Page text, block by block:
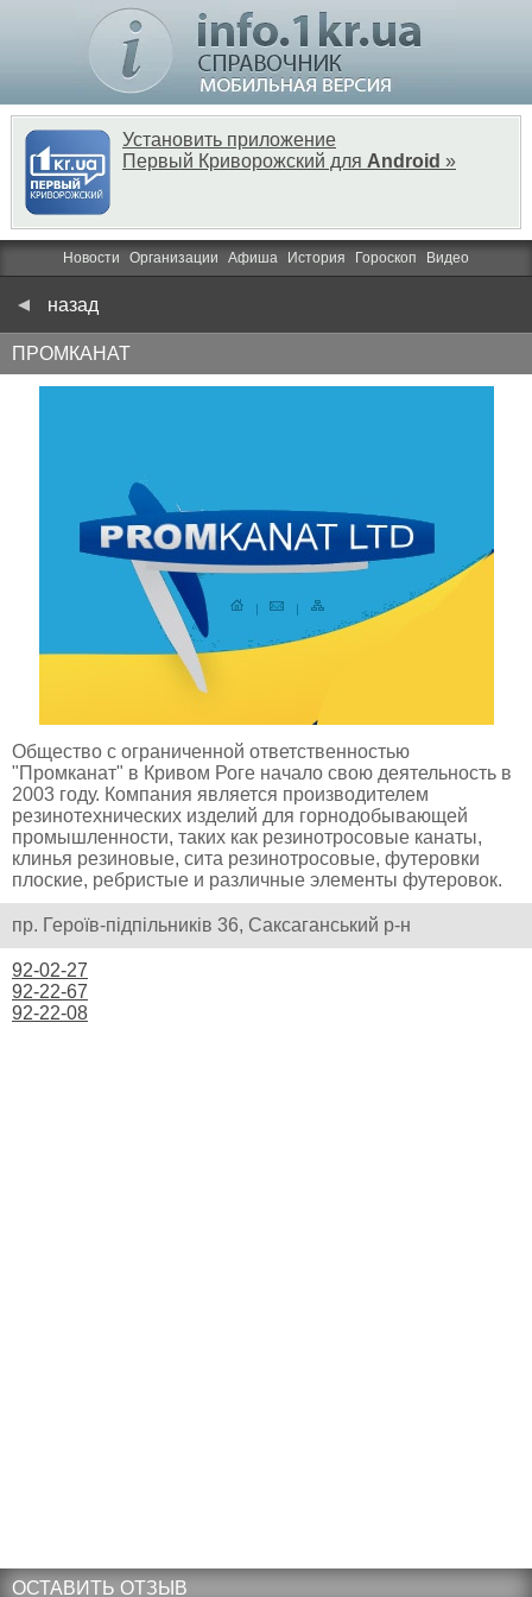
Установить приложение
Первый Криворожский для Android »
Новости Организации Афиша История Гороскоп Видео
назад
ПРОМКАНАТ
Общество с ограниченной ответственностью
"Промканат" в Кривом Роге начало свою деятельность в
2003 году. Компания является производителем
резинотехнических изделий для горнодобывающей
промышленности, таких как резинотросовые канаты,
клинья резиновые, сита резинотросовые, футеровки
плоские, ребристые и различные элементы футеровок.
пр. Героїв-підпільників 36, Саксаганський р-н
92-02-27
92-22-67
92-22-08
ОСТАВИТЬ ОТЗЫВ